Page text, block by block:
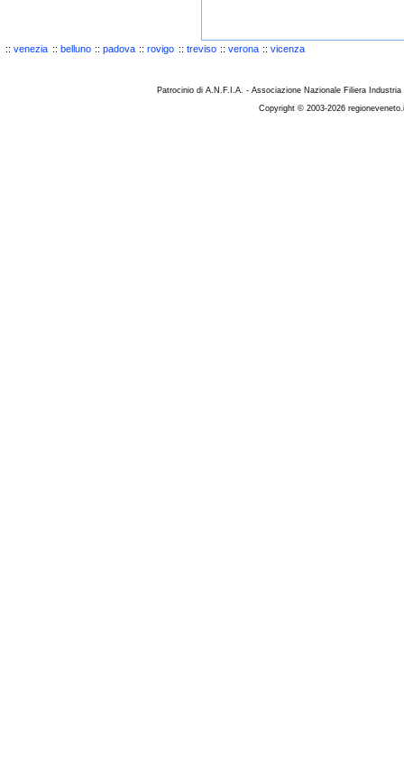
:: venezia :: belluno :: padova :: rovigo :: treviso :: verona :: vicenza
Patrocinio di A.N.F.I.A. - Associazione Nazionale Filiera
Copyright © 2003-2026